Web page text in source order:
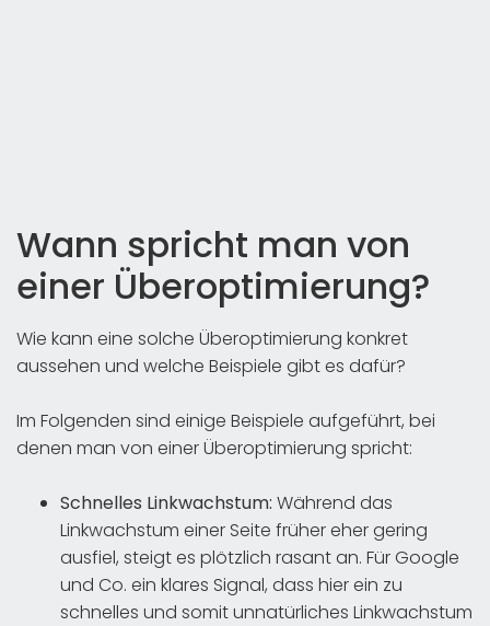
Wann spricht man von
einer Überoptimierung?
Wie kann eine solche Überoptimierung konkret
aussehen und welche Beispiele gibt es dafür?
Im Folgenden sind einige Beispiele aufgeführt, bei
denen man von einer Überoptimierung spricht:
Schnelles Linkwachstum: Während das
Linkwachstum einer Seite früher eher gering
ausfiel, steigt es plötzlich rasant an. Für Google
und Co. ein klares Signal, dass hier ein zu
schnelles und somit unnatürliches Linkwachstum